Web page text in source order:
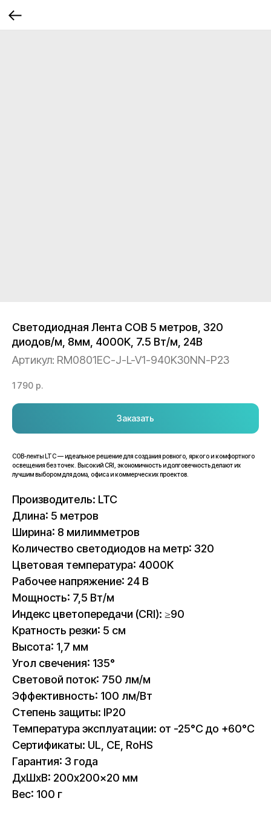
Светодиодная Лента COB 5 метров, 320
диодов/м, 8мм, 4000K, 7.5 Вт/м, 24В
Артикул: RM0801EC-J-L-V1-940K30NN-P23
1 790 р.
Заказать
COB-ленты LTC — идеальное решение для создания ровного, яркого и комфортного
освещения без точек. Высокий CRI, экономичность и долговечность делают их
лучшим выбором для дома, офиса и коммерческих проектов.
Производитель: LTC
Длина: 5 метров
Ширина: 8 милимметров
Количество светодиодов на метр: 320
Цветовая температура: 4000K
Рабочее напряжение: 24 В
Мощность: 7,5 Вт/м
Индекс цветопередачи (CRI): ≥90
Кратность резки: 5 см
Высота: 1,7 мм
Угол свечения: 135°
Световой поток: 750 лм/м
Эффективность: 100 лм/Вт
Степень защиты: IP20
Температура эксплуатации: от -25°C до +60°C
Сертификаты: UL, CE, RoHS
Гарантия: 3 года
ДxШxВ: 200x200x20 мм
Вес: 100 г